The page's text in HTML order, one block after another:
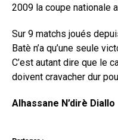
2009 la coupe nationale
Sur 9 matchs joués
Batè n’a qu’une seule
C’est autant dire que le
doivent cravacher dur
Alhassane N’dirè Diallo